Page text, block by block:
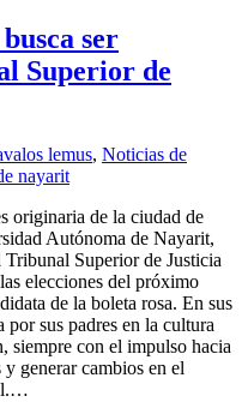
ser
Superior de
lemus, Noticias de
nayarit
originaria de la ciudad de
Autónoma de Nayarit,
Tribunal Superior de Justicia
elecciones del próximo
de la boleta rosa. En sus
por sus padres en la cultura
siempre con el impulso hacia
y generar cambios en el